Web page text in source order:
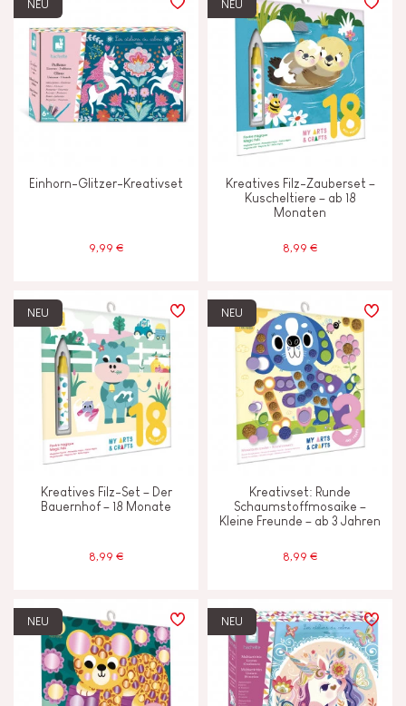
NEU
Einhorn-Glitzer-Kreativset
9,99 €
NEU
Kreatives Filz-Zauberset –
Kuscheltiere – ab 18
Monaten
8,99 €
NEU
Kreatives Filz-Set – Der
Bauernhof – 18 Monate
8,99 €
NEU
Kreativset: Runde
Schaumstoffmosaike –
Kleine Freunde – ab 3 Jahren
8,99 €
NEU NEU